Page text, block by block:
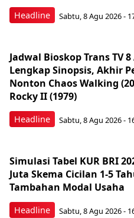
Headline Sabtu, 8 Agu 2026 -
Headline
Jadwal Bioskop Trans TV
Lengkap Sinopsis, Akhir
Nonton Chaos Walking
Rocky II (1979)
Sabtu, 8 Agu 2026 -
Headline
Simulasi Tabel KUR BRI
Juta Skema Cicilan 1-5
Tambahan Modal Usaha
Sabtu, 8 Agu 2026 -